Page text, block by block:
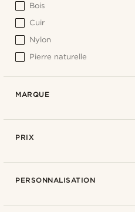
Bois
Cuir
Nylon
Pierre naturelle
MARQUE
PRIX
PERSONNALISATION